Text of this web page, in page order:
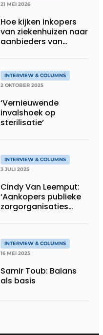
21 MEI 2026
Hoe kijken inkopers
van ziekenhuizen naar
aanbieders van
INTERVIEW & COLUMNS
2 OKTOBER 2025
‘Vernieuwende
invalshoek op
sterilisatie’
INTERVIEW & COLUMNS
3 JULI 2025
Cindy Van Leemput:
‘Aankopers publieke
zorgorganisaties
INTERVIEW & COLUMNS
16 MEI 2025
Samir Toub: Balans
als basis